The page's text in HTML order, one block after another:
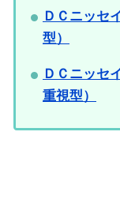
ＤＣニッセ
型）
ＤＣニッセ
重視型）